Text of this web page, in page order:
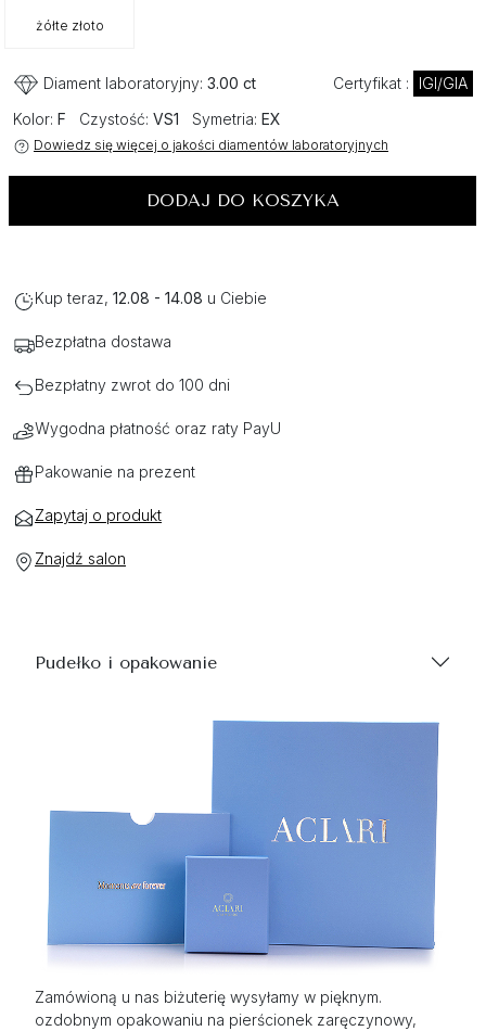
żółte złoto
Diament laboratoryjny: 3.00 ct Certyfikat :
IGI/GIA
Kolor: F Czystość: VS1 Symetria: EX
Dowiedz się więcej o jakości diamentów laboratoryjnych
DODAJ DO KOSZYKA
Kup teraz, 12.08 - 14.08 u Ciebie
Bezpłatna dostawa
Bezpłatny zwrot do 100 dni
Wygodna płatność oraz raty PayU
Pakowanie na prezent
Zapytaj o produkt
Znajdź salon
Pudełko i opakowanie
Zamówioną u nas biżuterię wysyłamy w pięknym.
ozdobnym opakowaniu na pierścionek zaręczynowy,